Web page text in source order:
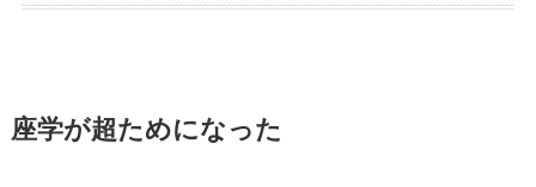
座学が超ためになった